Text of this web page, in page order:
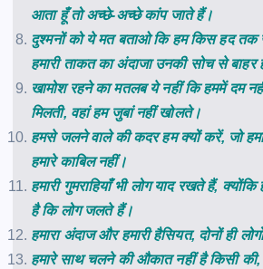
आता हूँ तो अच्छे-अच्छे कांप जाते हैं।
दुश्मनों को ये मत बताओ कि हम किस हद तक
हमारी ताकत का अंदाजा उनकी सोच से बाहर
खामोश रहने का मतलब ये नहीं कि हममें दम
मिलती, वहां हम जुबां नहीं खोलते।
हमसे जलने वाले की कदर हम क्यों करें, जो
हमारे काबिल नहीं।
हमारी गुमराहियाँ भी लोग याद रखते हैं, क्योंकि
है कि लोग जलते हैं।
हमारा अंदाज और हमारी हैसियत, दोनों ही
हमारे साथ चलने की औकात नहीं है किसी